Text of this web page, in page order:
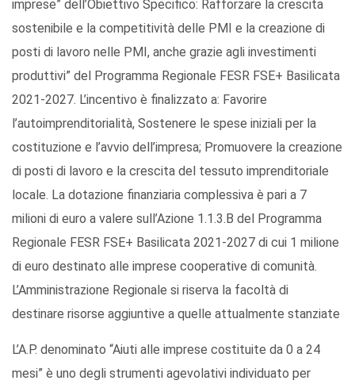
imprese” dell’Obiettivo Specifico: Rafforzare la crescita
sostenibile e la competitività delle PMI e la creazione di
posti di lavoro nelle PMI, anche grazie agli investimenti
produttivi” del Programma Regionale FESR FSE+ Basilicata
2021-2027. L’incentivo è finalizzato a: Favorire
l’autoimprenditorialità, Sostenere le spese iniziali per la
costituzione e l’avvio dell’impresa; Promuovere la creazione
di posti di lavoro e la crescita del tessuto imprenditoriale
locale. La dotazione finanziaria complessiva è pari a 7
milioni di euro a valere sull’Azione 1.1.3.B del Programma
Regionale FESR FSE+ Basilicata 2021-2027 di cui 1 milione
di euro destinato alle imprese cooperative di comunità.
L’Amministrazione Regionale si riserva la facoltà di
destinare risorse aggiuntive a quelle attualmente stanziate
L’A.P. denominato “Aiuti alle imprese costituite da 0 a 24
mesi” è uno degli strumenti agevolativi individuato per